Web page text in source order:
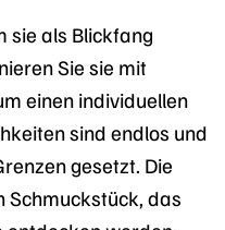
sie als Blickfang
Sie sie mit
einen individuellen
sind endlos und
gesetzt. Die
Schmuckstück, das